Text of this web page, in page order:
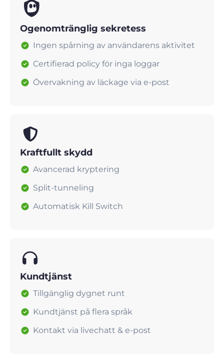
Ogenomtränglig sekretess
Ingen spårning av användarens aktivitet
Certifierad policy för inga loggar
Övervakning av läckage via e-post
Kraftfullt skydd
Avancerad kryptering
Split-tunneling
Automatisk Kill Switch
Kundtjänst
Tillgänglig dygnet runt
Kundtjänst på flera språk
Kontakt via livechatt & e-post